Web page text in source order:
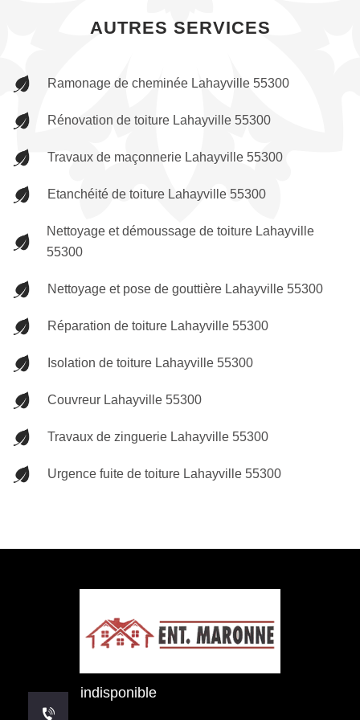
AUTRES SERVICES
Ramonage de cheminée Lahayville 55300
Rénovation de toiture Lahayville 55300
Travaux de maçonnerie Lahayville 55300
Etanchéité de toiture Lahayville 55300
Nettoyage et démoussage de toiture Lahayville
55300
Nettoyage et pose de gouttière Lahayville 55300
Réparation de toiture Lahayville 55300
Isolation de toiture Lahayville 55300
Couvreur Lahayville 55300
Travaux de zinguerie Lahayville 55300
Urgence fuite de toiture Lahayville 55300
indisponible